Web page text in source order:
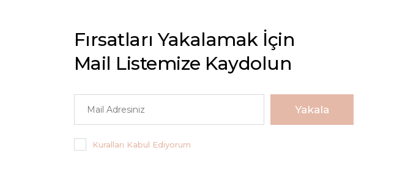
Fırsatları Yakalamak İçin
Mail Listemize Kaydolun
Yakala
Kuralları Kabul Ediyorum